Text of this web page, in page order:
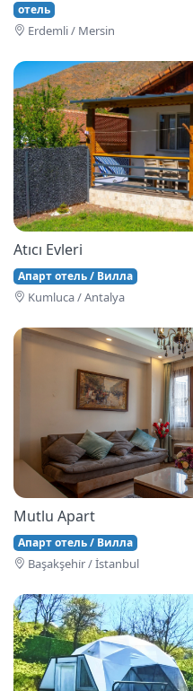
отель
Erdemli / Mersin
Atıcı Evleri
Апарт отель / Вилла
Kumluca / Antalya
Mutlu Apart
Апарт отель / Вилла
Başakşehi̇r / İstanbul